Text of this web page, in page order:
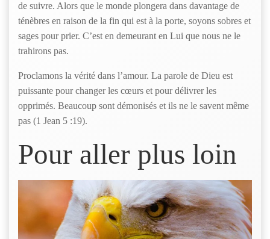
de suivre. Alors que le monde plongera dans davantage de
ténèbres en raison de la fin qui est à la porte, soyons sobres et
sages pour prier. C’est en demeurant en Lui que nous ne le
trahirons pas.
Proclamons la vérité dans l’amour. La parole de Dieu est
puissante pour changer les cœurs et pour délivrer les
opprimés. Beaucoup sont démonisés et ils ne le savent même
pas (1 Jean 5 :19).
Pour aller plus loin